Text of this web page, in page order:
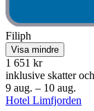
Filiph
Visa mindre
1 651 kr
inklusive skatter
9 aug. – 10 aug.
Hotel Limfjorden